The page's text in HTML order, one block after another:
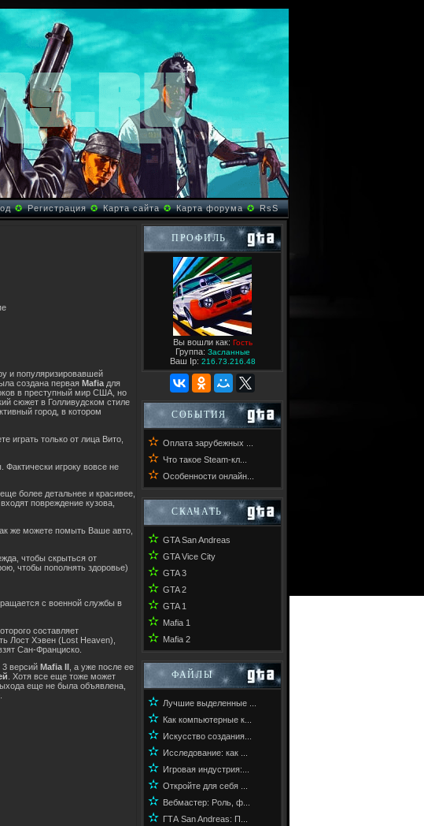
✪Регистрация✪Карта сайта✪Карта форума✪RsS
и популяризировавшей
создана первая Mafia для
в преступный мир США, но
сюжет в Голливудском стиле
город, в котором
играть только от лица Вито,
Фактически игроку вовсе не
более детальнее и красивее,
повреждение кузова,
же можете помыть Ваше авто,
чтобы скрыться от
чтобы пополнять здоровье)
с военной службы в
составляет
Лост Хэвен (Lost Heaven),
Сан-Франциско.
3 версий Mafia II
, а уже после ее
. Хотя все еще тоже может
еще не была объявлена,
ПРОФИЛЬ
Вы вошли как: Гость
Группа: Засланные
Ваш Ip: 216.73.216.48
СОБЫТИЯ
✫ Оплата зарубежных ...
✫ Что такое Steam-кл...
✫ Особенности онлайн...
СКАЧАТЬ
✫ GTA San Andreas
✫ GTA Vice City
✫ GTA 3
✫ GTA 2
✫ GTA 1
✫ Mafia 1
✫ Mafia 2
ФАЙЛЫ
✫ Лучшие выделенные ...
✫ Как компьютерные к...
✫ Искусство создания...
✫ Исследование: как ...
✫ Игровая индустрия:...
✫ Откройте для себя ...
✫ Вебмастер: Роль, ф...
✫ ГТА San Andreas: П...